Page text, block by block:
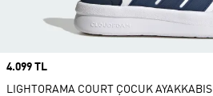
Price
4.099 TL
LIGHTORAMA COURT ÇOCUK AYAKKABISI